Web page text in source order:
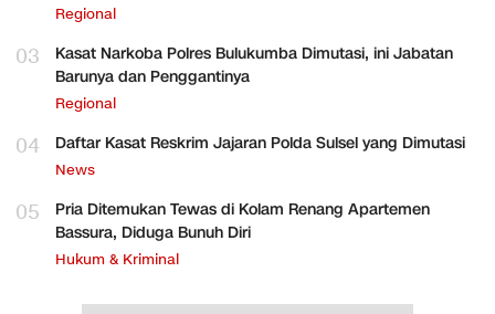
Regional
03
Kasat Narkoba Polres Bulukumba Dimutasi, ini Jabatan
Barunya dan Penggantinya
Regional
04 Daftar Kasat Reskrim Jajaran Polda Sulsel yang Dimutasi
News
05
Pria Ditemukan Tewas di Kolam Renang Apartemen
Bassura, Diduga Bunuh Diri
Hukum & Kriminal